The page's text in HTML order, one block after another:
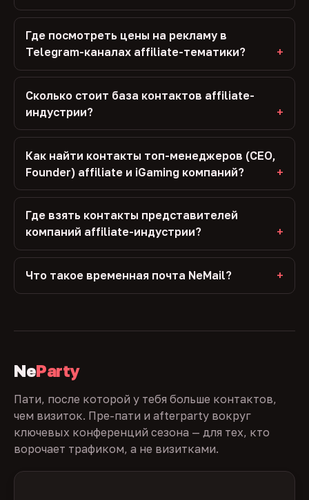
Где посмотреть цены на рекламу в
Telegram-каналах affiliate-тематики?
Сколько стоит база контактов affiliate-
индустрии?
Как найти контакты топ-менеджеров (CEO,
Founder) affiliate и iGaming компаний?
Где взять контакты представителей
компаний affiliate-индустрии?
Что такое временная почта NeMail?
NeParty
Пати, после которой у тебя больше контактов,
чем визиток. Пре-пати и afterparty вокруг
ключевых конференций сезона — для тех, кто
ворочает трафиком, а не визитками.